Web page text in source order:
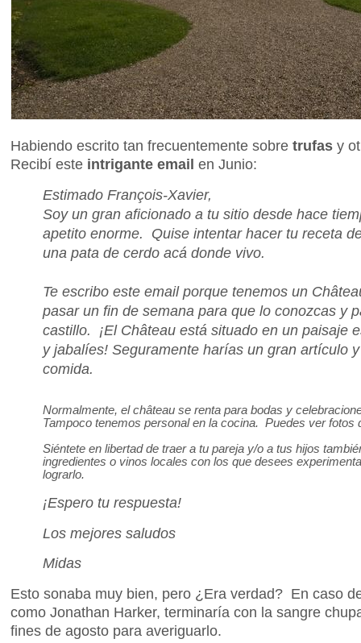
Habiendo escrito tan frecuentemente sobre trufas y
Recibí este intrigante email en Junio:
Estimado François-Xavier,
Soy un gran aficionado a tu sitio desde hace
apetito enorme. Quise intentar hacer tu receta
una pata de cerdo acá donde vivo.
Te escribo este email porque tenemos un
pasar un fin de semana para que lo conozcas y
castillo. ¡El Château está situado en un paisaje
y jabalíes! Seguramente harías un gran artículo
comida.
Normalmente, el château se renta para bodas y
Tampoco tenemos personal en la cocina. Puedes ver fotos
Siéntete en libertad de traer a tu pareja y/o a tus hijos
ingredientes o vinos locales con los que desees
lograrlo.
¡Espero tu respuesta!
Los mejores saludos
Midas
Esto sonaba muy bien, pero ¿Era verdad? En caso
como Jonathan Harker, terminaría con la sangre
fines de agosto para averiguarlo.